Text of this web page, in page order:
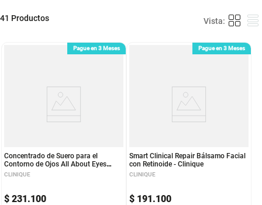
41 Productos
Pague en 3 Meses
Concentrado de Suero para el
Contorno de Ojos All About Eyes
Brightening Serum Concentrate -
CLINIQUE
$ 231.100
Pague en 3 Meses
Smart Clinical Repair Bálsamo Facial
con Retinoide - Clinique
CLINIQUE
$ 191.100